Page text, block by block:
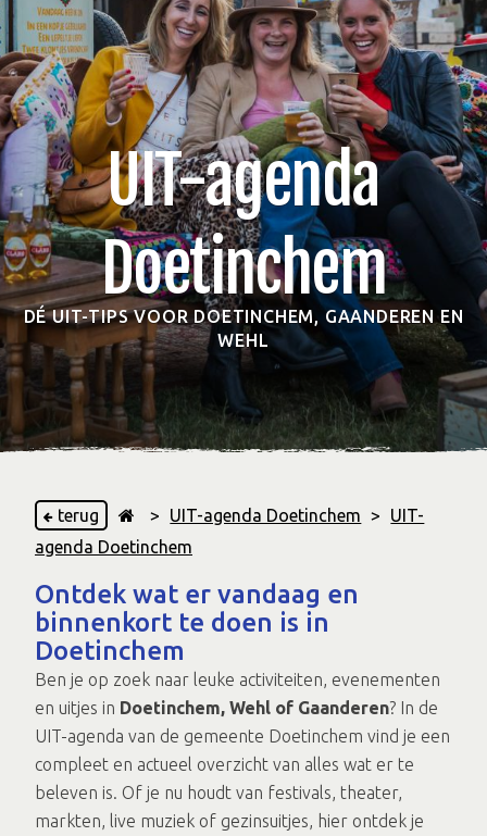
UIT-agenda
Doetinchem
DÉ UIT-TIPS VOOR DOETINCHEM, GAANDEREN EN
WEHL
terug > UIT-agenda Doetinchem >
UIT-
agenda Doetinchem
Ontdek wat er vandaag en
binnenkort te doen is in
Doetinchem
Ben je op zoek naar leuke activiteiten, evenementen
en uitjes in Doetinchem, Wehl of Gaanderen? In de
UIT-agenda van de gemeente Doetinchem vind je een
compleet en actueel overzicht van alles wat er te
beleven is. Of je nu houdt van festivals, theater,
markten, live muziek of gezinsuitjes, hier ontdek je